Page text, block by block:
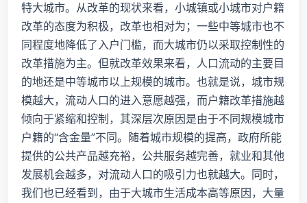
特大城市。从改革的现状来看，小城镇或小城市对户籍
改革的态度为积极，改革也相对为；一些中等城市也不
同程度地降低了入户门槛，而大城市仍以采取控制性的
改革措施为主。但就改革效果来看，人口流动的主要目
的地还是中等城市以上规模的城市。也就是说，城市规
模越大，流动人口的进入意愿越强，而户籍改革措施越
倾向于紧缩和控制，其深层次原因是由于不同规模城市
户籍的“含金量”不同。随着城市规模的提高，政府所能
提供的公共产品越充裕，公共服务越完善，就业和其他
发展机会越多，对流动人口的吸引力也就越大。同时，
我们也已经看到，由于大城市生活成本高等原因，大量